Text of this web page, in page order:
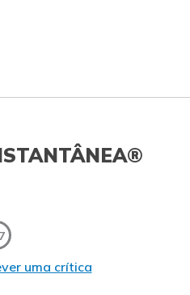
uma crítica